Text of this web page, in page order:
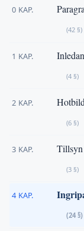
0 KAP.
(42 §)
1 KAP.
(4 §)
2 KAP.
(6 §)
3 KAP. Tillsyn
(3 §)
4 KAP.
(24 §)